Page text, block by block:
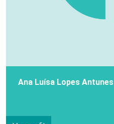
Ana Luísa Lopes Antunes